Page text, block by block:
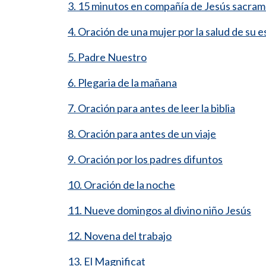
3. 15 minutos en compañía de Jesús
4. Oración de una mujer por la salud de su
5. Padre Nuestro
6. Plegaria de la mañana
7. Oración para antes de leer la biblia
8. Oración para antes de un viaje
9. Oración por los padres difuntos
10. Oración de la noche
11. Nueve domingos al divino niño Jesús
12. Novena del trabajo
13. El Magnificat